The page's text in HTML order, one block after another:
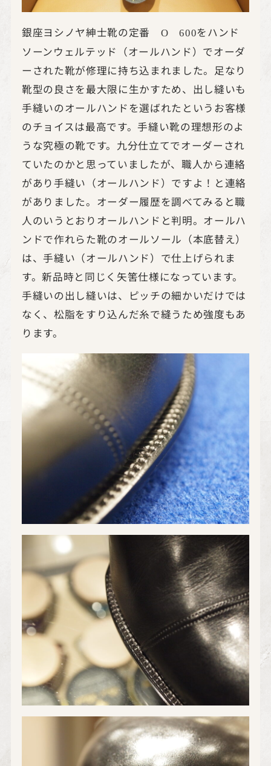
銀座ヨシノヤ紳士靴の定番 O 600をハンド
ソーンウェルテッド（オールハンド）でオーダ
ーされた靴が修理に持ち込まれました。足なり
靴型の良さを最大限に生かすため、出し縫いも
手縫いのオールハンドを選ばれたというお客様
のチョイスは最高です。手縫い靴の理想形のよ
うな究極の靴です。九分仕立てでオーダーされ
ていたのかと思っていましたが、職人から連絡
があり手縫い（オールハンド）ですよ！と連絡
がありました。オーダー履歴を調べてみると職
人のいうとおりオールハンドと判明。オールハ
ンドで作れらた靴のオールソール（本底替え）
は、手縫い（オールハンド）で仕上げられま
す。新品時と同じく矢筈仕様になっています。
手縫いの出し縫いは、ピッチの細かいだけでは
なく、松脂をすり込んだ糸で縫うため強度もあ
ります。